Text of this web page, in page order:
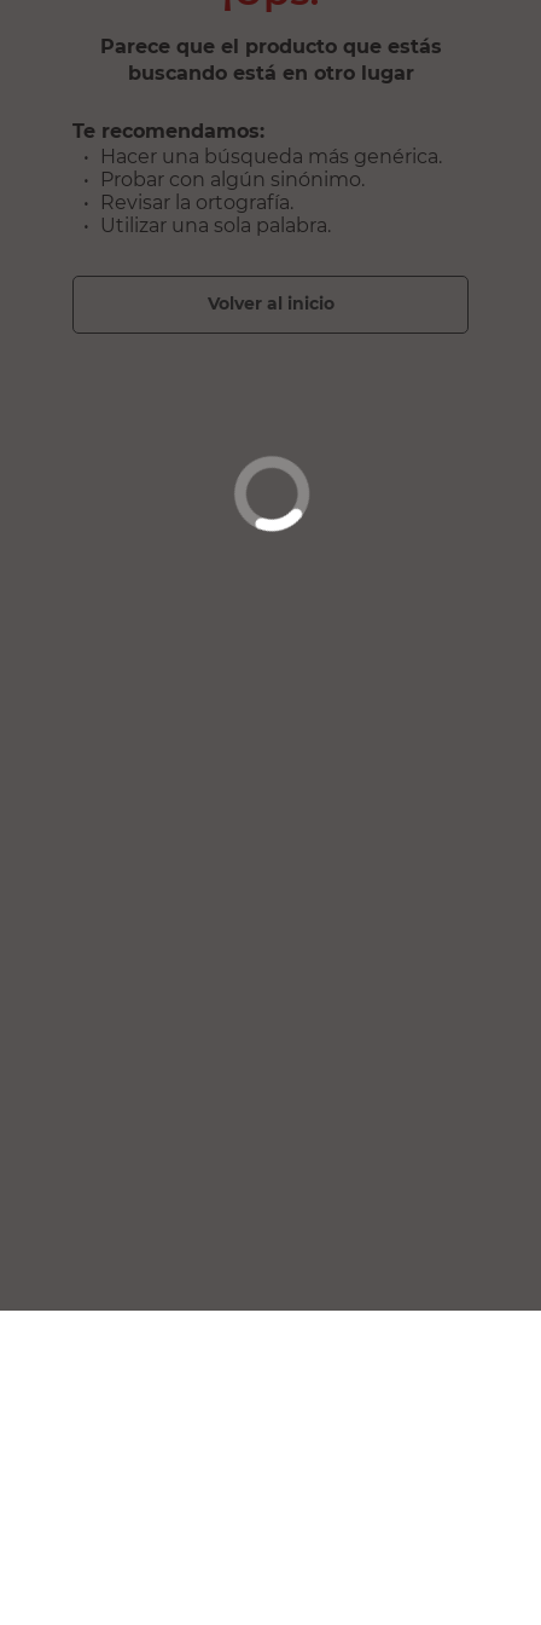
Parece que el producto que estás
buscando está en otro lugar
Te recomendamos:
Hacer una búsqueda más genérica.
Probar con algún sinónimo.
Revisar la ortografía.
Utilizar una sola palabra.
volver al inicio